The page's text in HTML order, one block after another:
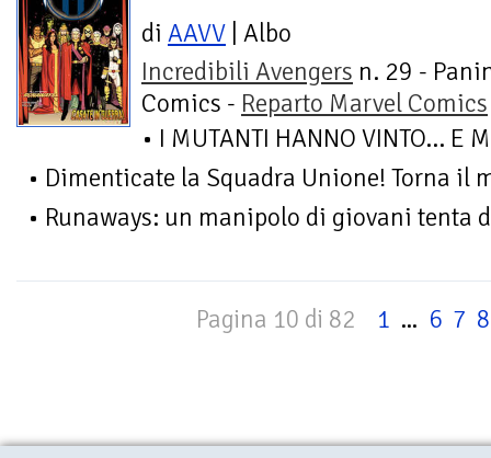
di AAVV | Albo
Incredibili Avengers n. 29 -
Comics - Reparto Marvel Comics
• I MUTANTI HANNO VINTO… E
• Dimenticate la Squadra Unione! Torna il
• Runaways: un manipolo di giovani
Pagina 10 di 82 1 ... 6 7 8